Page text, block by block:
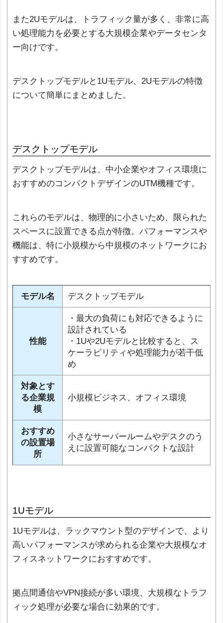
また2Uモデルは、トラフィック量が多く、非常に高
い処理能力を必要とする大規模企業やデータセンタ
ー向けです。
デスクトップモデルと1Uモデル、2Uモデルの特徴
について簡単にまとめました。
デスクトップモデル
デスクトップモデルは、中小企業やオフィス環境に
おすすめのコンパクトデザインのUTM機種です。
これらのモデルは、物理的に小さいため、限られた
スペースに設置できる点が特徴。パフォーマンスや
機能は、特に小規模から中規模のネットワークにお
すすめです。
モデル名 デスクトップモデル
性能
・最大の負荷にも対応できるように
設計されている
・1Uや2Uモデルと比較すると、ス
ケーラビリティや処理能力が若干低
め
対象とす
る企業規
模
小規模ビジネス、オフィス環境
おすすめ
の設置場
所
小さなサーバールームやデスクのう
えに設置可能なコンパクトな設計
1Uモデル
1Uモデルは、ラックマウント型のデザインで、より
高いパフォーマンスが求められる企業や大規模なオ
フィスネットワークにおすすめです。
拠点間通信やVPN接続が多い環境、大規模なトラフ
ィック処理が必要な場合に効果的です。